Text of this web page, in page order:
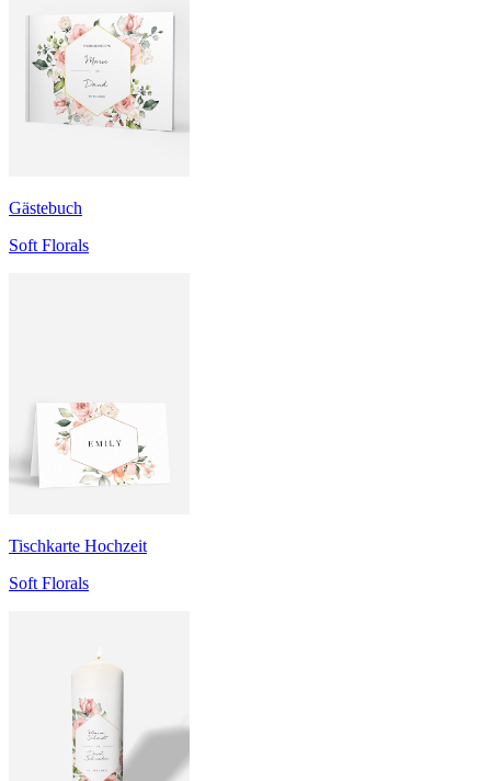
Gästebuch
Soft Florals
Tischkarte Hochzeit
Soft Florals